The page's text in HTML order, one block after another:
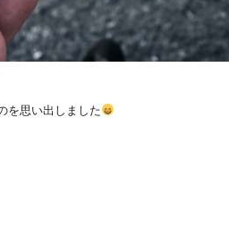
を思い出しました